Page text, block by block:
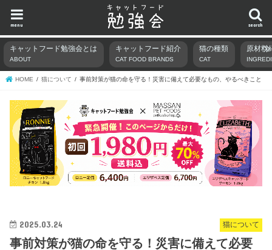
search
menu
キャットフード勉強会とは
ABOUT
キャットフード紹介
CAT FOOD BRANDS
猫の種類
CAT
原材料
HOME 猫について 事前対策が猫の命を守る！災害に備えて必要なもの、やるべきこと
猫について
2025.03.24
事前対策が猫の命を守る！災害に備えて必要